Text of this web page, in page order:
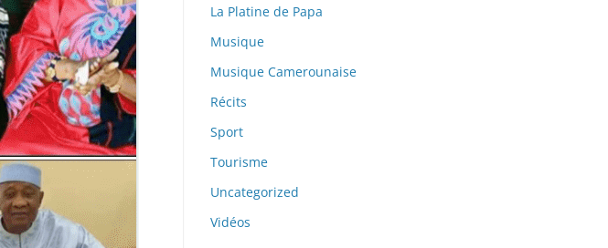
La Platine de Papa
Musique
Musique Camerounaise
Récits
Sport
Tourisme
Uncategorized
Vidéos